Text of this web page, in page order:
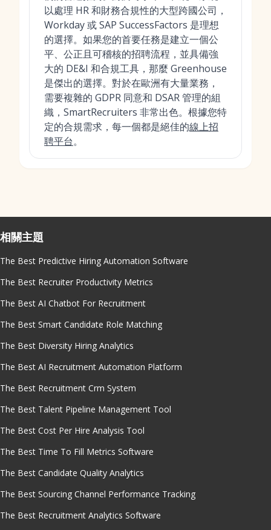
以處理 HR 和財務合規性的大型跨國公司，
Workday 或 SAP SuccessFactors 是理想
的選擇。如果您的首要任務是建立一個公
平、公正且可稽核的招聘流程，並具備強
大的 DE&I 和合規工具，那麼 Greenhouse
是傑出的選擇。對於在歐洲有大量業務，
需要複雜的 GDPR 同意和 DSAR 管理的組
織，SmartRecruiters 非常出色。根據您特
定的合規需求，每一個都是絕佳的線上招
聘平台。
相關主題
The Best Predictive Hiring Automation Software
The Best Recruiter Productivity Metrics
The Best AI Chatbot For Recruitment
The Best Smart Candidate Role Matching
The Best Diversity Hiring Analytics
The Best AI Recruitment Automation Platform
The Best Recruitment Crm System
The Best Talent Pipeline Management Tool
The Best Cost Per Hire Analysis Tool
The Best Time To Fill Metrics Software
The Best Candidate Quality Analytics
The Best Sourcing Channel Performance Tracking
The Best Recruitment Analytics Software